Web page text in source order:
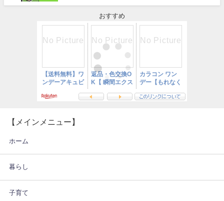
おすすめ
【メインメニュー】
ホーム
暮らし
子育て